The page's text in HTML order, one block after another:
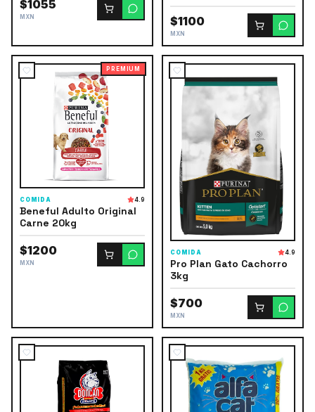
$1055
MXN $1100
MXN
PREMIUM
COMIDA 4.9
Beneful Adulto Original
Carne 20kg
$1200
MXN
COMIDA 4.9
Pro Plan Gato Cachorro
3kg
$700
MXN